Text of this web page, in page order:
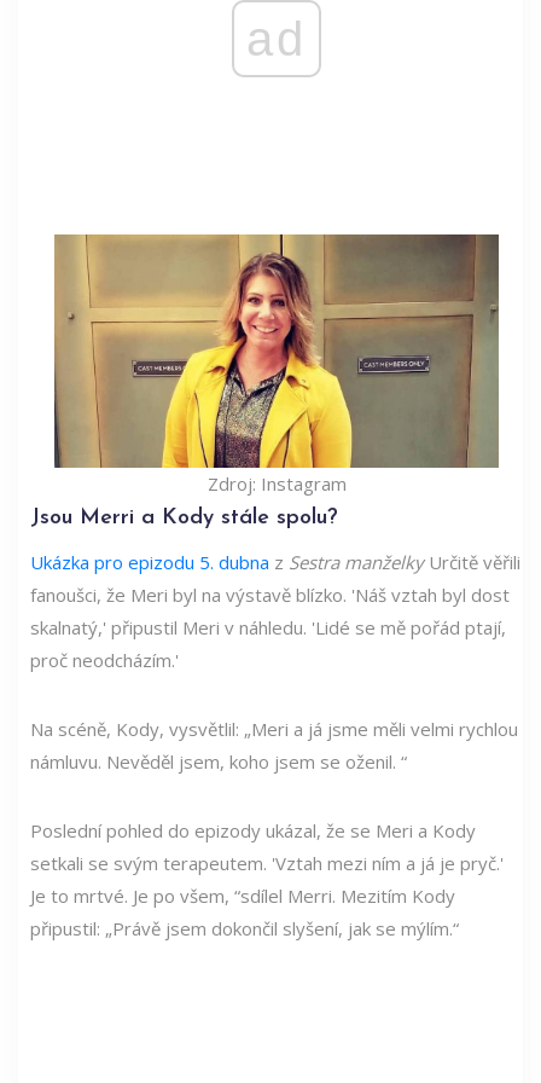
ad
Zdroj: Instagram
Jsou Merri a Kody stále spolu?
Ukázka pro epizodu 5. dubna z Sestra manželkyUrčitě věřili
fanoušci, že Meri byl na výstavě blízko. 'Náš vztah byl dost
skalnatý,' připustil Meri v náhledu. 'Lidé se mě pořád ptají,
proč neodcházím.'
Na scéně, Kody, vysvětlil: „Meri a já jsme měli velmi rychlou
námluvu. Nevěděl jsem, koho jsem se oženil. “
Poslední pohled do epizody ukázal, že se Meri a Kody
setkali se svým terapeutem. 'Vztah mezi ním a já je pryč.'
Je to mrtvé. Je po všem, “sdílel Merri. Mezitím Kody
připustil: „Právě jsem dokončil slyšení, jak se mýlím.“